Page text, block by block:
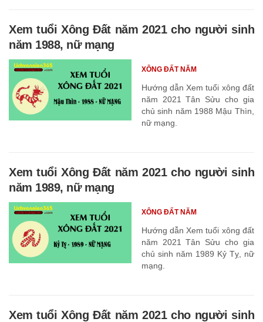
Xem tuổi Xông Đất năm 2021 cho người sinh
năm 1988, nữ mạng
Hướng dẫn Xem tuổi xông đất
năm 2021 Tân Sửu cho gia
chủ sinh năm 1988 Mậu Thìn,
nữ mạng.
XÔNG ĐẤT NĂM
Xem tuổi Xông Đất năm 2021 cho người sinh
năm 1989, nữ mạng
Hướng dẫn Xem tuổi xông đất
năm 2021 Tân Sửu cho gia
chủ sinh năm 1989 Kỷ Tỵ, nữ
mạng.
XÔNG ĐẤT NĂM
Xem tuổi Xông Đất năm 2021 cho người sinh